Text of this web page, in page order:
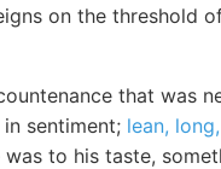
on the threshold
that was
sentiment; lean, long,
to his taste,